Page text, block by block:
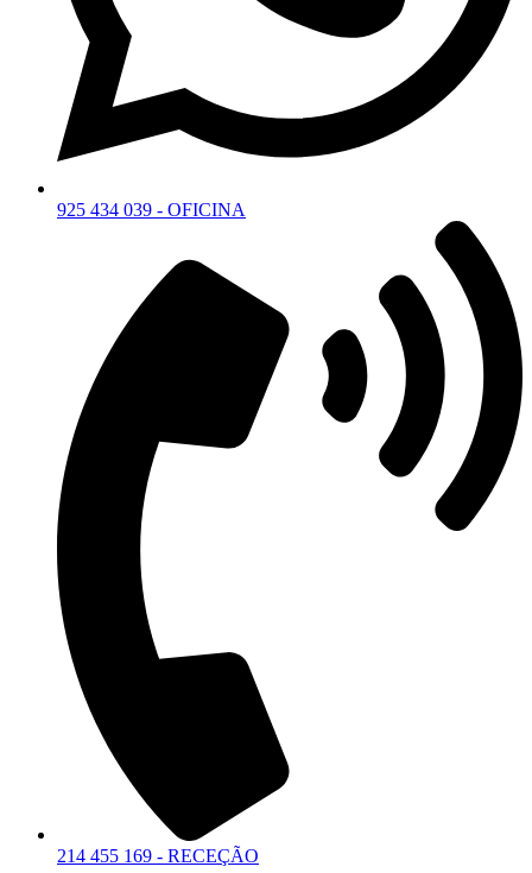
925 434 039 - OFICINA
214 455 169 - RECEÇÃO